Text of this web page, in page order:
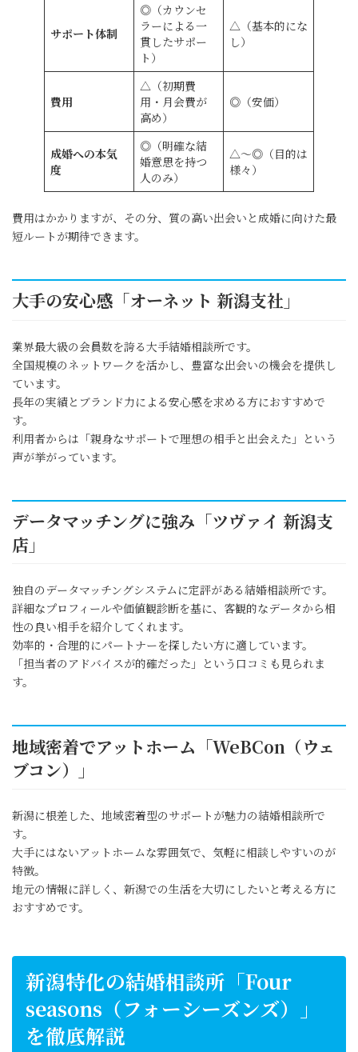
サポート体制
◎（カウンセ
ラーによる一
貫したサポー
ト）
△（基本的にな
し）
費用
△（初期費
用・月会費が
高め）
◎（安価）
成婚への本気
度
◎（明確な結
婚意思を持つ
人のみ）
△～◎（目的は
様々）
費用はかかりますが、その分、質の高い出会いと成婚に向けた最
短ルートが期待できます。
大手の安心感「オーネット 新潟支社」
業界最大級の会員数を誇る大手結婚相談所です。
全国規模のネットワークを活かし、豊富な出会いの機会を提供し
ています。
長年の実績とブランド力による安心感を求める方におすすめで
す。
利用者からは「親身なサポートで理想の相手と出会えた」という
声が挙がっています。
データマッチングに強み「ツヴァイ 新潟支
店」
独自のデータマッチングシステムに定評がある結婚相談所です。
詳細なプロフィールや価値観診断を基に、客観的なデータから相
性の良い相手を紹介してくれます。
効率的・合理的にパートナーを探したい方に適しています。
「担当者のアドバイスが的確だった」という口コミも見られま
す。
地域密着でアットホーム「WeBCon（ウェ
ブコン）」
新潟に根差した、地域密着型のサポートが魅力の結婚相談所で
す。
大手にはないアットホームな雰囲気で、気軽に相談しやすいのが
特徴。
地元の情報に詳しく、新潟での生活を大切にしたいと考える方に
おすすめです。
新潟特化の結婚相談所「Four
seasons（フォーシーズンズ）」
を徹底解説